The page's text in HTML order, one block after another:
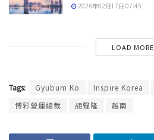
2026年02月17日 07:45
LOAD MORE
Tags: Gyubum Ko Inspire Korea
博彩營運總裁
胡聲隆 越南